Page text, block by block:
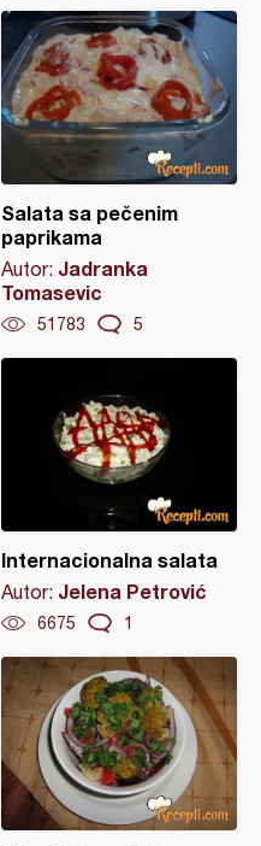
Salata sa pečenim
paprikama
Autor: Jadranka
Tomasevic
51783 5
Internacionalna salata
Autor: Jelena Petrović
6675 1